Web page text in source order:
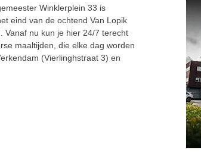
Winklerplein 33 is
eind van de ochtend Van Lopik
Vanaf nu kun je hier 24/7 terecht
maaltijden, die elke dag worden
(Vierlinghstraat 3) en